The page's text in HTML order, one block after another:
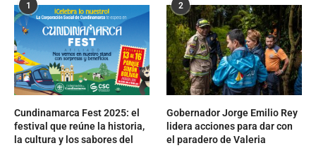
1
Cundinamarca Fest 2025: el
festival que reúne la historia,
la cultura y los sabores del
2
Gobernador Jorge Emilio Rey
lidera acciones para dar con
el paradero de Valeria